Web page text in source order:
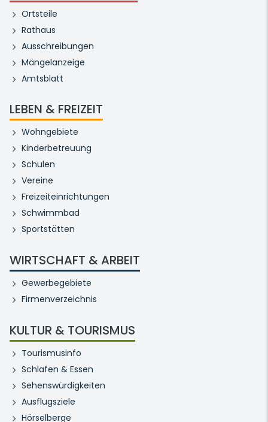
Ortsteile
Rathaus
Ausschreibungen
Mängelanzeige
Amtsblatt
LEBEN & FREIZEIT
Wohngebiete
Kinderbetreuung
Schulen
Vereine
Freizeiteinrichtungen
Schwimmbad
Sportstätten
WIRTSCHAFT & ARBEIT
Gewerbegebiete
Firmenverzeichnis
KULTUR & TOURISMUS
Tourismusinfo
Schlafen & Essen
Sehenswürdigkeiten
Ausflugsziele
Hörselberge